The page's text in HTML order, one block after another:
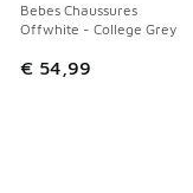
Bebes Chaussures
Offwhite - College Grey
€ 54,99